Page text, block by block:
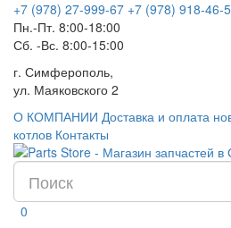
+7 (978) 27-999-67 +7 (978) 918-46-
Пн.-Пт. 8:00-18:00
Сб. -Вс. 8:00-15:00
г. Симферополь,
ул. Маяковского 2
О КОМПАНИИ Доставка и оплата
котлов Контакты
0